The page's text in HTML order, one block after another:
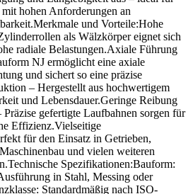
hohen Anforderungen an
und Vorteile:Hohe
als Wälzkörper eignet sich
radiale Belastungen.Axiale Führung
NJ ermöglicht eine axiale
und sichert so eine präzise
– Hergestellt aus hochwertigem
und Lebensdauer.Geringe Reibung
gefertigte Laufbahnen sorgen für
Effizienz.Vielseitige
für den Einsatz in Getrieben,
und vielen weiteren
Spezifikationen:Bauform:
in Stahl, Messing oder
Standardmäßig nach ISO-